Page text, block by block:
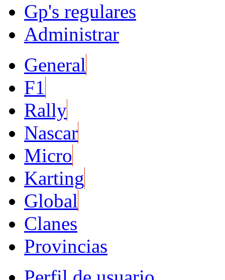
Gp's regulares
Administrar
General
F1
Rally
Nascar
Micro
Karting
Global
Clanes
Provincias